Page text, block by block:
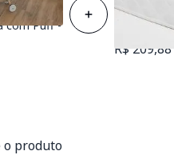
com Puff -
R$ 258,88
R$ 209,88
o produto